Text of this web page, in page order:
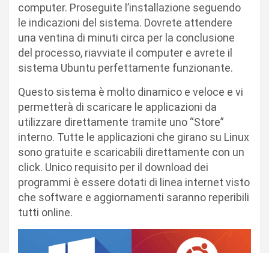
computer. Proseguite l’installazione seguendo
le indicazioni del sistema. Dovrete attendere
una ventina di minuti circa per la conclusione
del processo, riavviate il computer e avrete il
sistema Ubuntu perfettamente funzionante.
Questo sistema è molto dinamico e veloce e vi
permetterà di scaricare le applicazioni da
utilizzare direttamente tramite uno “Store”
interno. Tutte le applicazioni che girano su Linux
sono gratuite e scaricabili direttamente con un
click. Unico requisito per il download dei
programmi è essere dotati di linea internet visto
che software e aggiornamenti saranno reperibili
tutti online.